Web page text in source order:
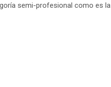
semi-profesional como es la